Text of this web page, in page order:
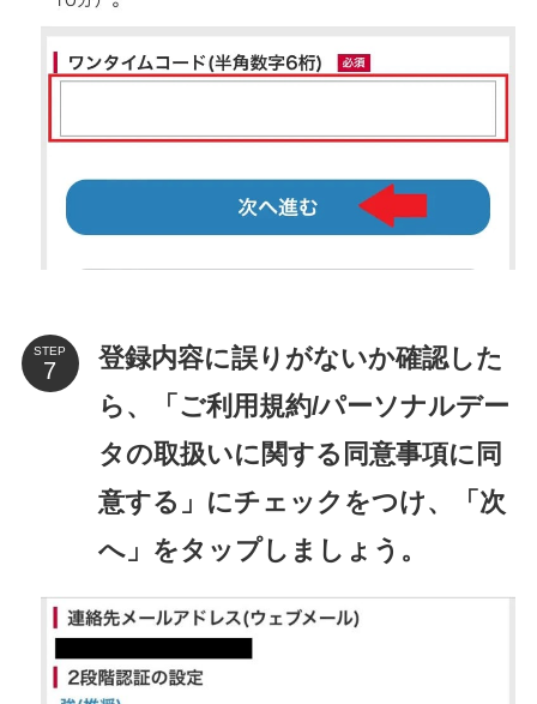
STEP
登録内容に誤りがないか確認した
ら、「ご利用規約/パーソナルデー
タの取扱いに関する同意事項に同
意する」にチェックをつけ、「次
へ」をタップしましょう。